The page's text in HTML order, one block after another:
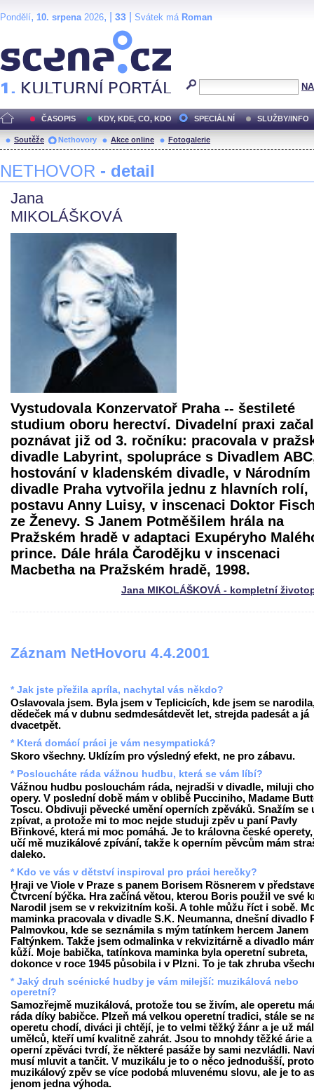
Pondělí, 10. srpena2026, | 33 Svátek má Roman
ČASOPIS KDY, KDE, CO, KDO SPECIÁLNÍ SLUŽBY/INFO
Soutěže Nethovory Akce online Fotogalerie
NETHOVOR - detail
Jana
MIKOLÁŠKOVÁ
Vystudovala Konzervatoř Praha -- šestileté
studium oboru herectví. Divadelní praxi
poznávat již od 3. ročníku: pracovala v
divadle Labyrint, spolupráce s Divadlem
hostování v kladenském divadle, v Národním
divadle Praha vytvořila jednu z hlavních rolí,
postavu Anny Luisy, v inscenaci Doktor
ze Ženevy. S Janem Potměšilem hrála na
Pražském hradě v adaptaci Exupéryho
prince. Dále hrála Čarodějku v inscenaci
Macbethana Pražském hradě, 1998.
Jana MIKOLÁŠKOVÁ - kompletní
Záznam NetHovoru 4.4.2001
* Jak jste přežila apríla, nachytal vás někdo?
Oslavovala jsem. Byla jsem v Teplicicích, kde jsem se
dědeček má v dubnu sedmdesátdevět let, strejda padesát a já
dvacetpět.
* Která domácí práci je vám nesympatická?
Skoro všechny. Uklízím pro výsledný efekt, ne pro zábavu.
* Posloucháte ráda vážnou hudbu, která se vám líbí?
Vážnou hudbu poslouchám ráda, nejradši v divadle, miluji
opery. V poslední době mám v oblibě Pucciniho, Madame
Toscu. Obdivuji pěvecké umění operních zpěváků. Snažím se
zpívat, a protože mi to moc nejde studuji zpěv u paní Pavly
Břinkové, která mi moc pomáhá. Je to královna české operety,
učí mě muzikálové zpívání, takže k operním pěvcům mám
daleko.
* Kdo ve vás v dětství inspiroval pro práci herečky?
Hraji ve Viole v Praze s panem Borisem Rösnerem v
Čtvrcení býčka. Hra začíná větou, kterou Boris použil ve své
Narodil jsem se v rekvizitním koši. A tohle můžu říct i sobě.
maminka pracovala v divadle S.K. Neumanna, dnešní divadlo
Palmovkou, kde se seznámila s mým tatínkem hercem Janem
Faltýnkem. Takže jsem odmalinka v rekvizitárně a divadlo
kůží. Moje babička, tatínkova maminka byla operetní subreta,
dokonce v roce 1945 působila i v Plzni. To je tak zhruba
* Jaký druh scénické hudby je vám milejší: muzikálová nebo
operetní?
Samozřejmě muzikálová, protože tou se živím, ale operetu
ráda díky babičce. Plzeň má velkou operetní tradici, stále se
operetu chodí, diváci ji chtějí, je to velmi těžký žánr a je už
umělců, kteří umí kvalitně zahrát. Jsou to mnohdy těžké árie a
operní zpěváci tvrdí, že některé pasáže by sami nezvládli.
musí mluvit a tančit. V muzikálu je to o něco jednodušší,
muzikálový zpěv se více podobá mluvenému slovu, ale je to
jenom jedna výhoda.